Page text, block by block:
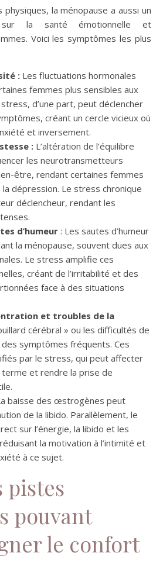
la ménopause a aussi un
sur la santé émotionnelle et
Voici les symptômes les plus
: Les fluctuations hormonales
femmes plus sensibles aux
d’une part, peut déclencher
créant un cercle vicieux où
et inversement.
: L’altération de l’équilibre
les neurotransmetteurs
être, rendant certaines femmes
dépression. Le stress chronique
déclencheur, rendant les
d’humeur : Les sautes d’humeur
la ménopause, souvent dues aux
Le stress amplifie ces
créant de l’irritabilité et des
face à des situations
et troubles de la
cérébral » ou les difficultés de
symptômes fréquents. Ces
par le stress, qui peut affecter
et rendre la prise de
baisse des œstrogènes peut
de la libido. Parallèlement, le
sur l’énergie, la libido et les
la motivation à l’intimité et
à ce sujet.
pistes
pouvant
le confort